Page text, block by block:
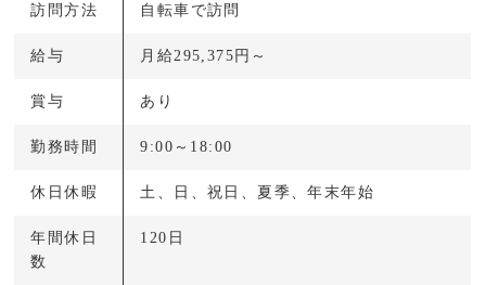
訪問方法 自転車で訪問
給与 月給295,375円～
賞与 あり
勤務時間 9:00～18:00
休日休暇 土、日、祝日、夏季、年末年始
年間休日
数
120日